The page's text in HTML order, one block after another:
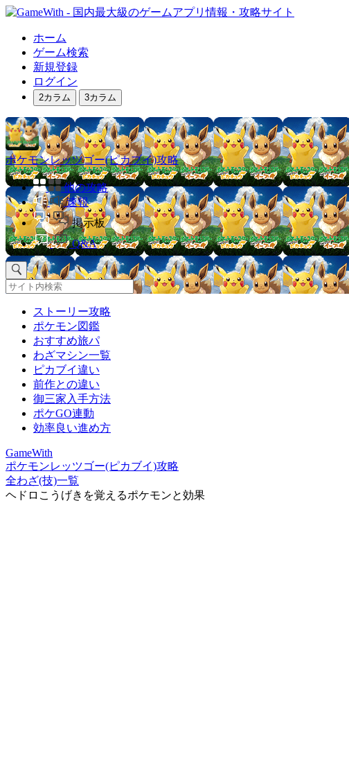
ホーム
ゲーム検索
新規登録
ログイン
2カラム 3カラム
ポケモンレッツゴー(ピカブイ)攻略
他の攻略
速報
掲示板
Q&A
ストーリー攻略
ポケモン図鑑
おすすめ旅パ
わざマシン一覧
ピカブイ違い
前作との違い
御三家入手方法
ポケGO連動
効率良い進め方
GameWith
ポケモンレッツゴー(ピカブイ)攻略
全わざ(技)一覧
ヘドロこうげきを覚えるポケモンと効果